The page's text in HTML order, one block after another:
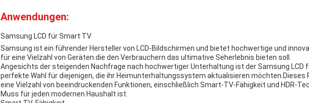
Anwendungen:
Samsung LCD für Smart TV
Samsung ist ein führender Hersteller von LCD-Bildschirmen und bietet hochwertige und
für eine Vielzahl von Geräten.die den Verbrauchern das ultimative Seherlebnis bieten soll.
Angesichts der steigenden Nachfrage nach hochwertiger Unterhaltung ist der Samsung LCD
perfekte Wahl für diejenigen, die ihr Heimunterhaltungssystem aktualisieren möchten.Dieses
eine Vielzahl von beeindruckenden Funktionen, einschließlich Smart-TV-Fähigkeit und HDR-
Muss für jeden modernen Haushalt ist.